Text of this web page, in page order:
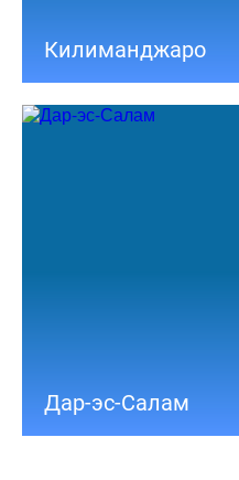
Килиманджаро
Дар-эс-Салам